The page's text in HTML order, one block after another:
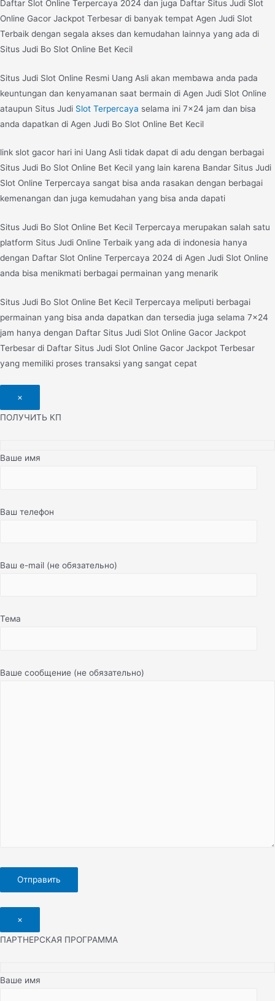
Daftar Slot Online Terpercaya 2024 dan juga Daftar Situs Judi Slot
Online Gacor Jackpot Terbesar di banyak tempat Agen Judi Slot
Terbaik dengan segala akses dan kemudahan lainnya yang ada di
Situs Judi Bo Slot Online Bet Kecil
Situs Judi Slot Online Resmi Uang Asli akan membawa anda pada
keuntungan dan kenyamanan saat bermain di Agen Judi Slot Online
ataupun Situs Judi Slot Terpercaya selama ini 7×24 jam dan bisa
anda dapatkan di Agen Judi Bo Slot Online Bet Kecil
link slot gacor hari ini Uang Asli tidak dapat di adu dengan berbagai
Situs Judi Bo Slot Online Bet Kecil yang lain karena Bandar Situs Judi
Slot Online Terpercaya sangat bisa anda rasakan dengan berbagai
kemenangan dan juga kemudahan yang bisa anda dapati
Situs Judi Bo Slot Online Bet Kecil Terpercaya merupakan salah satu
platform Situs Judi Online Terbaik yang ada di indonesia hanya
dengan Daftar Slot Online Terpercaya 2024 di Agen Judi Slot Online
anda bisa menikmati berbagai permainan yang menarik
Situs Judi Bo Slot Online Bet Kecil Terpercaya meliputi berbagai
permainan yang bisa anda dapatkan dan tersedia juga selama 7×24
jam hanya dengan Daftar Situs Judi Slot Online Gacor Jackpot
Terbesar di Daftar Situs Judi Slot Online Gacor Jackpot Terbesar
yang memiliki proses transaksi yang sangat cepat
×
ПОЛУЧИТЬ КП
Ваше имя
Ваш телефон
Ваш e-mail (не обязательно)
Тема
Ваше сообщение (не обязательно)
×
ПАРТНЕРСКАЯ ПРОГРАММА
Ваше имя